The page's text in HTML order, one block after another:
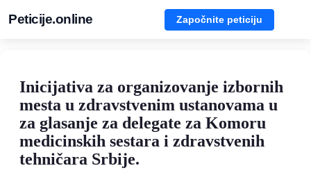
Peticije.online Započnite peticiju
Inicijativa za organizovanje izbornih
mesta u zdravstvenim ustanovama u
za glasanje za delegate za Komoru
medicinskih sestara i zdravstvenih
tehničara Srbije.